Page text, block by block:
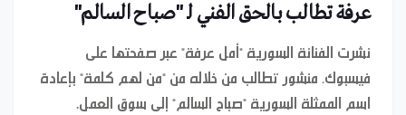
عرفة تطالب بالحق الفني لـ "صباح السالم"
نشرت الفنانة السورية "أمل عرفة" عبر صفحتها على
فيسبوك، منشور تطالب من خلاله من "من لهم كلمة" بإعادة
اسم الممثلة السورية "صباح السالم" إلى سوق العمل.